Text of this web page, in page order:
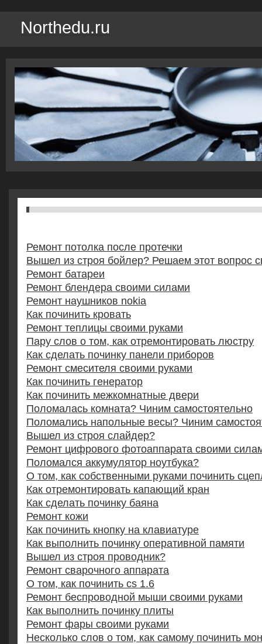
Northedu.ru
Ремонт потолка после протечки
Вышел из строя бойлер? Решаем этот вопрос
Ремонт батареи
Ремонт блендера своими силами
Ремонт наушников nokia
Как починить кровать
Ремонт теплицы своими руками
Пару слов о том, как отремонтировать люстру
Как сделать починку панели приборов
Ремонт смесителя своими руками
Как починить генератор
Как починить межкомнатные двери
Поломалась комната? Чиним самостоятельно
Поломались напольные весы? Чиним
Вышел из строя слайдер?
Ремонт цифрового фотоаппарата своими
Поломался аккумулятор ноутбука?
О том, как собственными руками починить
Как отремонтировать капающий кран
Как сделать починку баяна
Ремонт кожи
Как починить кнопку на клавиатуре
Как выполнить починку оперативной памяти
Вышел из строя проводник?
Ремонт сварочного аппарата
О том, как починить cs 1.6
Ремонт беспроводной мыши своими руками
Как выполнить починку плиты
Ремонт фары своими руками
Несколько слов о том, как самому починить